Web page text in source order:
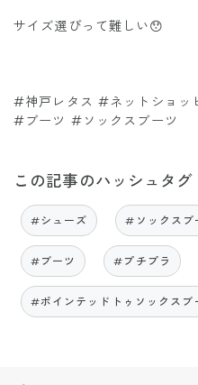
サイズ選びって難しい😯
#神戸レタス #ネットショ
#ブーツ #ソックスブーツ
この記事のハッシュタグ
#シューズ #ソックスブ
#ブーツ #プチプラ
#ポインテッドトゥソックスブ